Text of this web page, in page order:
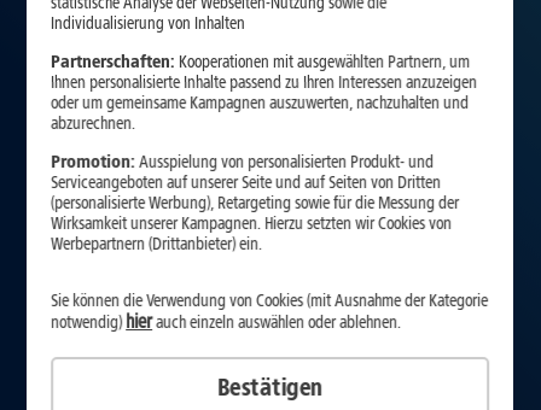
Individualisierung von Inhalten
Partnerschaften: Kooperationen mit ausgewählten Partnern, um
Ihnen personalisierte Inhalte passend zu Ihren Interessen anzuzeigen
oder um gemeinsame Kampagnen auszuwerten, nachzuhalten und
abzurechnen.
Promotion:Ausspielung von personalisierten Produkt- und
Serviceangeboten auf unserer Seite und auf Seiten von Dritten
(personalisierte Werbung), Retargeting sowie für die Messung der
Wirksamkeit unserer Kampagnen. Hierzu setzten wir Cookies von
Werbepartnern (Drittanbieter) ein.
Sie können die Verwendung von Cookies (mit Ausnahme der Kategorie
notwendig) hierauch einzeln auswählen oder ablehnen.
Bestätigen